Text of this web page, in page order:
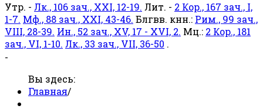
Утр. - Лк., 106 зач., XXI, 12-19. Лит. - 2 Кор., 167 зач., I,
1-7. Мф., 88 зач., XXI, 43-46. Блгвв. кнн.: Рим., 99 зач.,
VIII, 28-39. Ин., 52 зач., XV, 17 - XVI, 2. Мц.: 2 Кор., 181
зач., VI, 1-10. Лк., 33 зач., VII, 36-50 .
-
Вы здесь:
Главная/